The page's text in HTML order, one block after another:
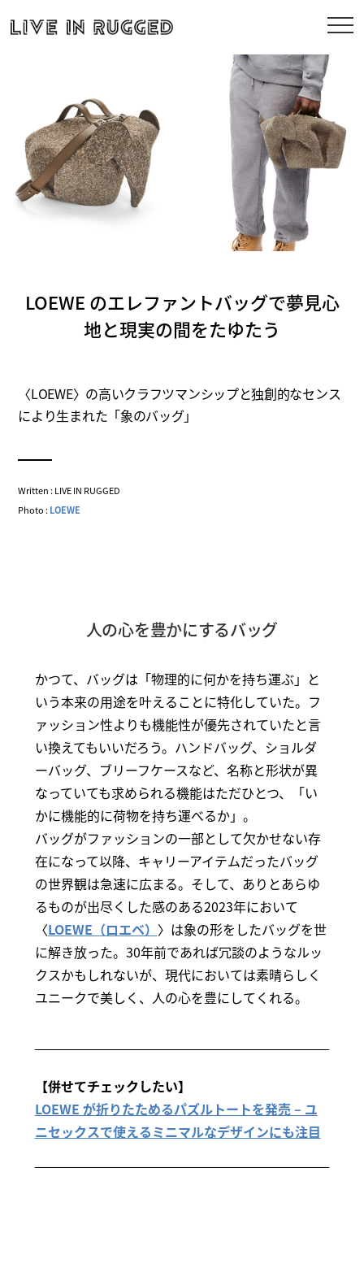
LOEWE のエレファントバッグで夢見心
地と現実の間をたゆたう
〈LOEWE〉の高いクラフツマンシップと独創的なセンス
により生まれた「象のバッグ」
Written : LIVE IN RUGGED
Photo :LOEWE
人の心を豊かにするバッグ
かつて、バッグは「物理的に何かを持ち運ぶ」と
いう本来の用途を叶えることに特化していた。フ
ァッション性よりも機能性が優先されていたと言
い換えてもいいだろう。ハンドバッグ、ショルダ
ーバッグ、ブリーフケースなど、名称と形状が異
なっていても求められる機能はただひとつ、「い
かに機能的に荷物を持ち運べるか」。
バッグがファッションの一部として欠かせない存
在になって以降、キャリーアイテムだったバッグ
の世界観は急速に広まる。そして、ありとあらゆ
るものが出尽くした感のある2023年において
〈LOEWE（ロエベ） 〉は象の形をしたバッグを世
に解き放った。30年前であれば冗談のようなルッ
クスかもしれないが、現代においては素晴らしく
ユニークで美しく、人の心を豊にしてくれる。
【併せてチェックしたい】
LOEWE が折りたためるパズルトートを発売 – ユ
ニセックスで使えるミニマルなデザインにも注目